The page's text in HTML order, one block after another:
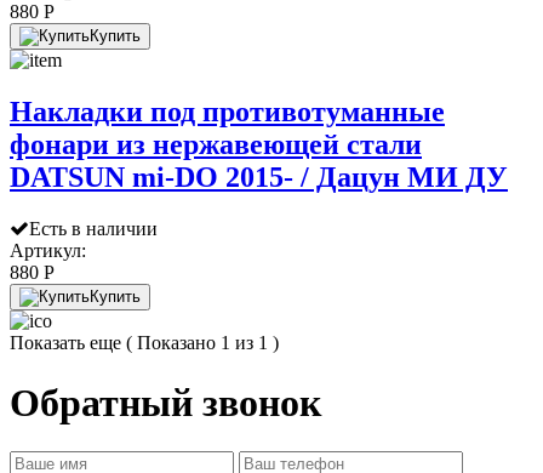
880 P
Купить
Накладки под противотуманные
фонари из нержавеющей стали
DATSUN mi-DO 2015- / Дацун МИ ДУ
Есть в наличии
Артикул:
880 P
Купить
Показать еще ( Показано 1 из 1 )
Обратный звонок